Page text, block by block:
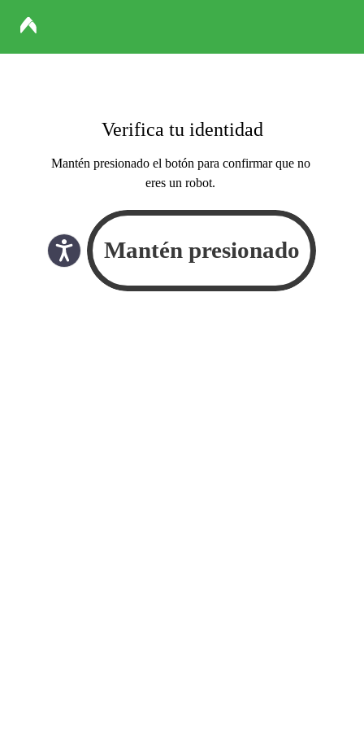
Verifica tu identidad
Mantén presionado el botón para confirmar que no
eres un robot.